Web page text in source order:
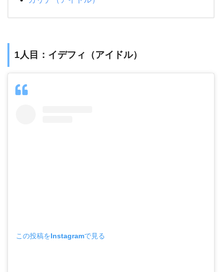
1人目：イデフィ（アイドル）
この投稿をInstagramで見る